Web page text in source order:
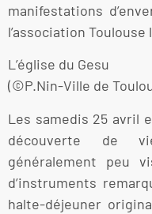
manifestations
l’association Toulouse
L’église du Gesu
(©P.Nin-Ville de
Les samedis 25 avril
découverte de
généralement peu
d’instruments
halte-déjeuner